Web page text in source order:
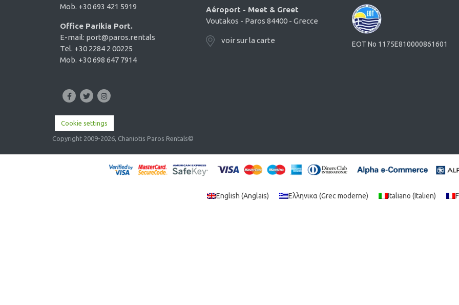
Mob. +30 693 421 5919
Office Parikia Port.
E-mail: port@paros.rentals
Tel. +30 2284 2 00225
Mob. +30 698 647 7914
Aéroport - Meet & Greet
Voutakos - Paros 84400 - Grecce
voir sur la carte EOT No 1175E810000861601
Cookie settings
Copyright 2009-2026, Chaniotis Paros Rentals©
English (Anglais) Ελληνικα (Grec moderne) Italiano (Italien)